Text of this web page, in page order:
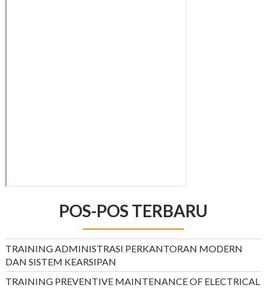
POS-POS TERBARU
TRAINING ADMINISTRASI PERKANTORAN MODERN
DAN SISTEM KEARSIPAN
TRAINING PREVENTIVE MAINTENANCE OF ELECTRICAL